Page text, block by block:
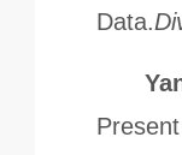
Data.